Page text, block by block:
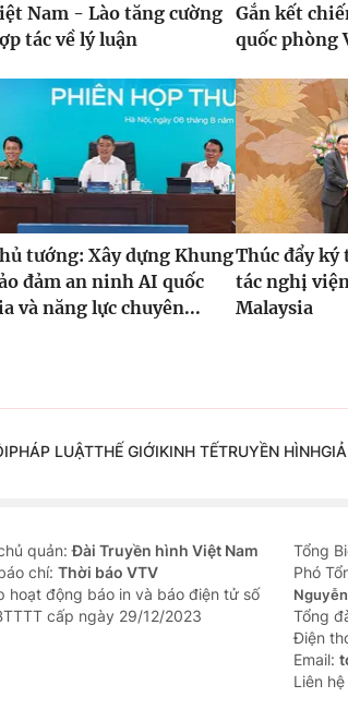
Nam - Lào tăng cường
tác về lý luận
Gắn kết
quốc phòng
tướng: Xây dựng Khung
đảm an ninh AI quốc
và năng lực chuyên...
Thúc đẩy ký
tác nghị
Malaysia
PHÁP LUẬTTHẾ GIỚIKINH TẾTRUYỀN HÌNH
quản:Đài Truyền hình Việt Nam
chí: Thời báo VTV
hoạt động báo in và báo điện tử số
cấp ngày 29/12/2023
Tổng
Phó
Tổng
Ðiện
Email:
Liên